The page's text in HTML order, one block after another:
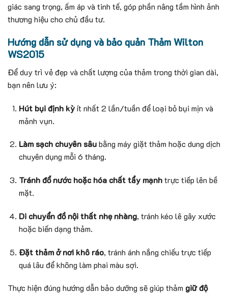
giác sang trọng, ấm áp và tinh tế, góp phần nâng tầm hình ảnh
thương hiệu cho chủ đầu tư.
Hướng dẫn sử dụng và bảo quản Thảm Wilton
WS2015
Để duy trì vẻ đẹp và chất lượng của thảm trong thời gian dài,
bạn nên lưu ý:
Hút bụi định kỳít nhất 2 lần/tuần để loại bỏ bụi mịn và
mảnh vụn.
Làm sạch chuyên sâubằng máy giặt thảm hoặc dung dịch
chuyên dụng mỗi 6 tháng.
Tránh đổ nước hoặc hóa chất tẩy mạnhtrực tiếp lên bề
mặt.
Di chuyển đồ nội thất nhẹ nhàng, tránh kéo lê gây xước
hoặc biến dạng thảm.
Đặt thảm ở nơi khô ráo, tránh ánh nắng chiếu trực tiếp
quá lâu để không làm phai màu sợi.
Thực hiện đúng hướng dẫn bảo dưỡng sẽ giúp thảm giữ độ